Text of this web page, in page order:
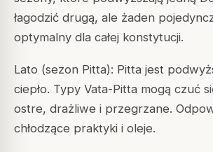
łagodzić drugą, ale żaden
optymalny dla całej konstytucji.
Lato (sezon Pitta): Pitta jest
ciepło. Typy Vata-Pitta mogą czuć
ostre, drażliwe i przegrzane.
chłodzące praktyki i oleje.